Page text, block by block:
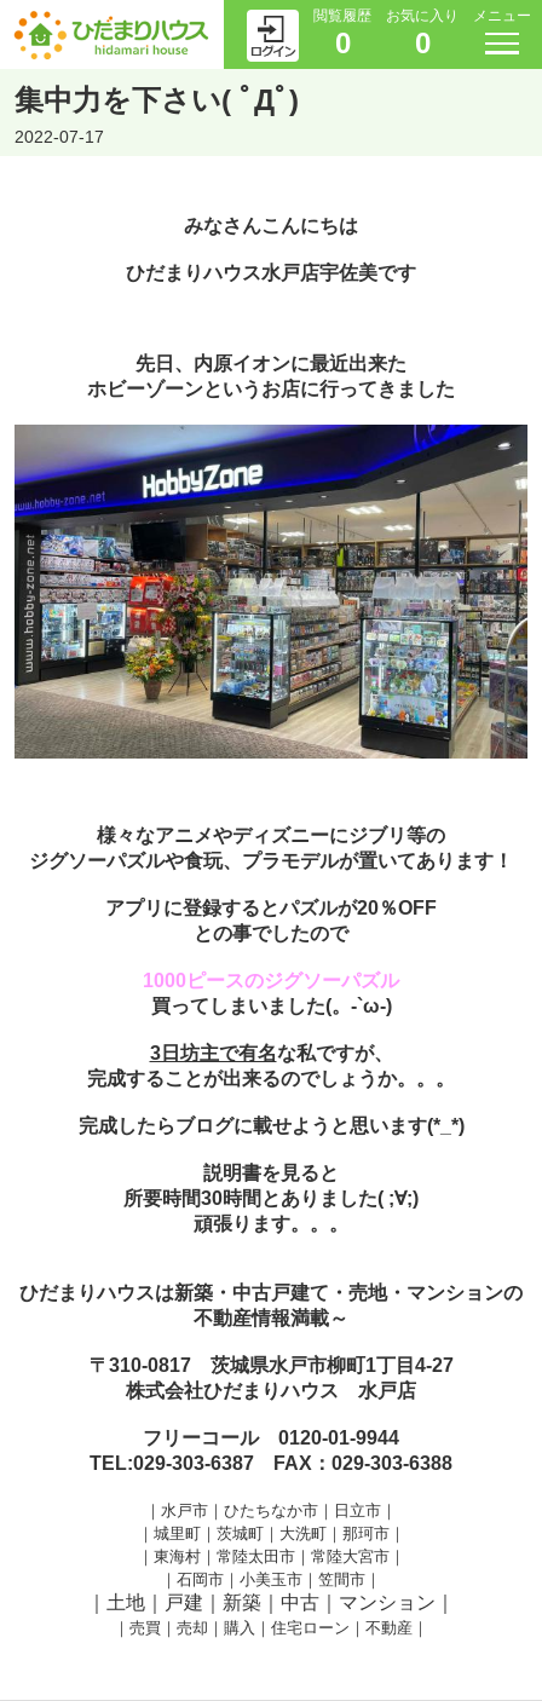
閲覧履歴
0
お気に入り
0
メニュー
集中力を下さい( ﾟДﾟ)
2022-07-17
みなさんこんにちは
ひだまりハウス水戸店宇佐美です
先日、内原イオンに最近出来た
ホビーゾーンというお店に行ってきました
様々なアニメやディズニーにジブリ等の
ジグソーパズルや食玩、プラモデルが置いてあります！
アプリに登録するとパズルが20％OFF
との事でしたので
1000ピースのジグソーパズル
買ってしまいました(。-`ω-)
3日坊主で有名な私ですが、
完成することが出来るのでしょうか。。。
完成したらブログに載せようと思います(*_*)
説明書を見ると
所要時間30時間とありました( ;∀;)
頑張ります。。。
ひだまりハウスは新築・中古戸建て・売地・マンションの
不動産情報満載～
〒310-0817 茨城県水戸市柳町1丁目4-27
株式会社ひだまりハウス 水戸店
フリーコール 0120-01-9944
TEL:029-303-6387 FAX：029-303-6388
｜水戸市｜ひたちなか市｜日立市｜
｜城里町｜茨城町｜大洗町｜那珂市｜
｜東海村｜常陸太田市｜常陸大宮市｜
｜石岡市｜小美玉市｜笠間市 ｜
｜土地｜戸建｜新築｜中古｜マンション｜
｜売買｜売却｜購入｜住宅ローン｜不動産｜